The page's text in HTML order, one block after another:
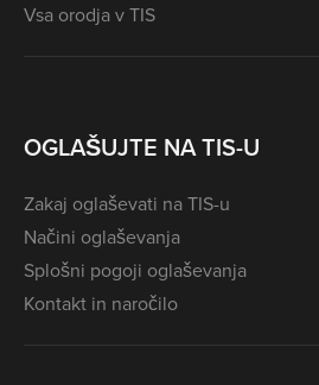
Vsa orodja v TIS
OGLAŠUJTE NA TIS-U
Zakaj oglaševati na TIS-u
Načini oglaševanja
Splošni pogoji oglaševanja
Kontakt in naročilo